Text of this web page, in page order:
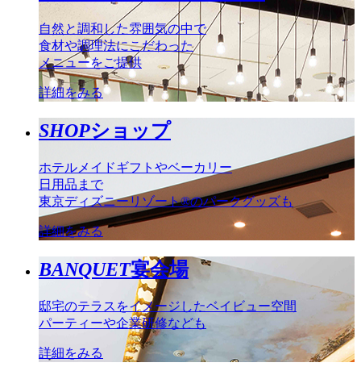
自然と調和した雰囲気の中で
食材や調理法にこだわった
メニューをご提供
詳細をみる
SHOPショップ
ホテルメイドギフトやベーカリー
日用品まで
東京ディズニーリゾート®のパークグッズも
詳細をみる
BANQUET宴会場
邸宅のテラスをイメージしたベイビュー空間
パーティーや企業研修なども
詳細をみる